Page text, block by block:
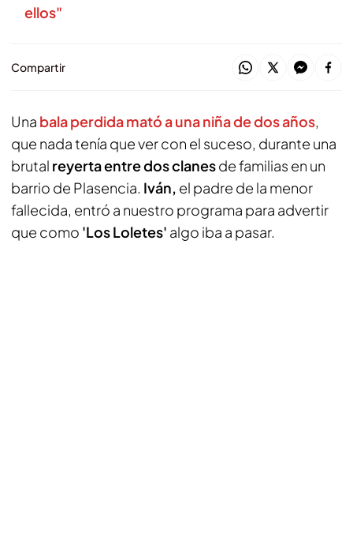
ellos"
Compartir
Una bala perdida mató a una niña de dos años,
que nada tenía que ver con el suceso, durante una
brutal reyerta entre dos clanesde familias en un
barrio de Plasencia. Iván, el padre de la menor
fallecida, entró a nuestro programa para advertir
que como 'Los Loletes' algo iba a pasar.